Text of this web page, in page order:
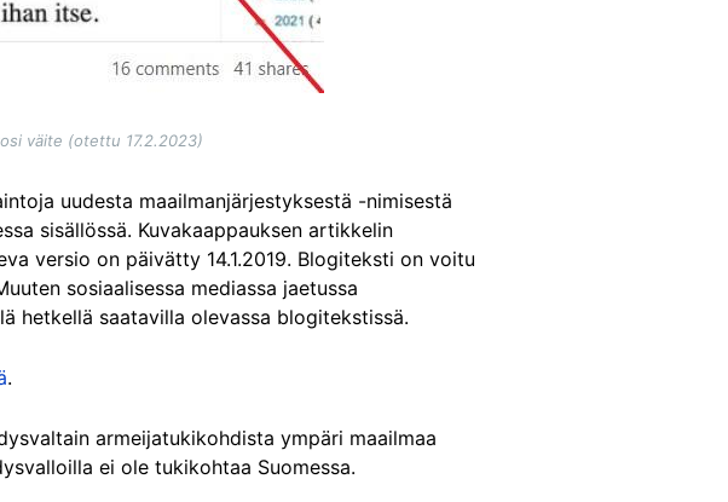
väite (otettu 17.2.2023)
uudesta maailmanjärjestyksestä -nimisestä
sisällössä. Kuvakaappauksen artikkelin
versio on päivätty 14.1.2019. Blogiteksti on voitu
sosiaalisessa mediassa jaetussa
hetkellä saatavilla olevassa blogitekstissä.
.
armeijatukikohdista ympäri maailmaa
ei ole tukikohtaa Suomessa.